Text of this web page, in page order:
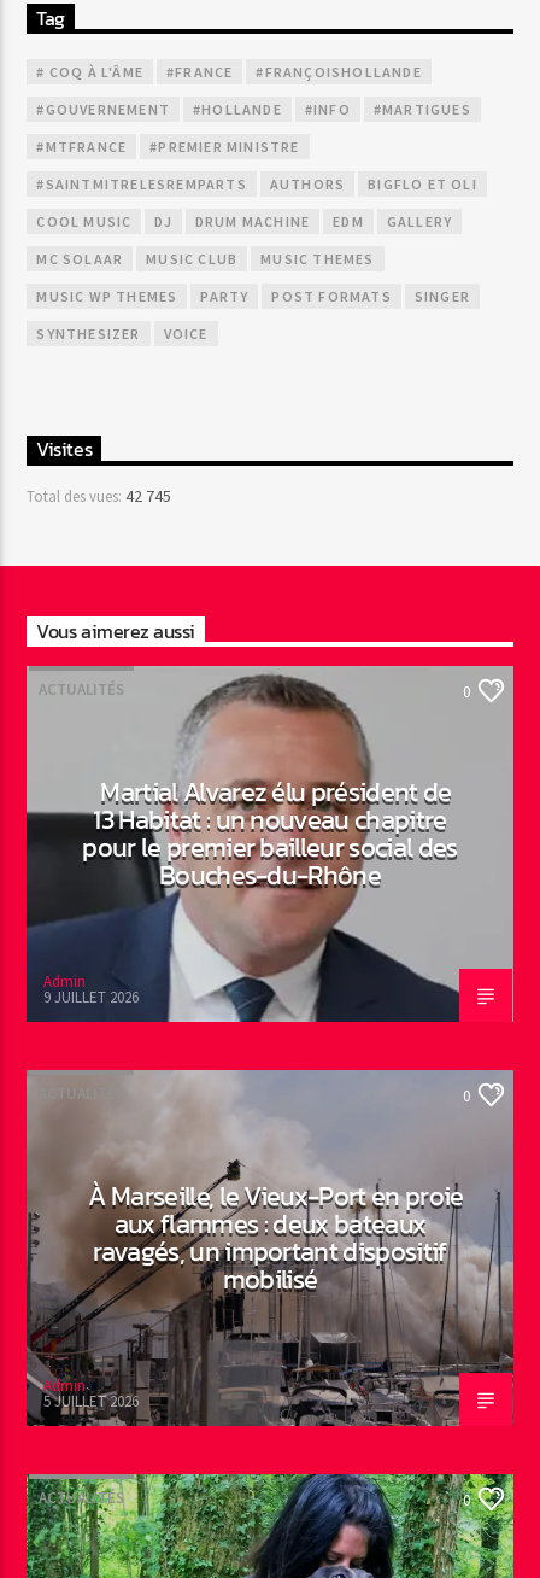
Tag
# COQ À L'ÂME #FRANCE #FRANÇOISHOLLANDE
#GOUVERNEMENT #HOLLANDE #INFO #MARTIGUES
#MTFRANCE #PREMIER MINISTRE
#SAINTMITRELESREMPARTS AUTHORS BIGFLO ET OLI
COOL MUSIC DJ DRUM MACHINE EDM GALLERY
MC SOLAAR MUSIC CLUB MUSIC THEMES
MUSIC WP THEMES PARTY POST FORMATS SINGER
SYNTHESIZER VOICE
Visites
Total des vues:42 745
Vous aimerez aussi
ACTUALITÉS 0
Martial Alvarez élu président de
13 Habitat : un nouveau chapitre
pour le premier bailleur social des
Bouches-du-Rhône
Admin
9 JUILLET 2026
ACTUALITÉS 0
À Marseille, le Vieux-Port en proie
aux flammes : deux bateaux
ravagés, un important dispositif
mobilisé
Admin
5 JUILLET 2026
ACTUALITÉS 0